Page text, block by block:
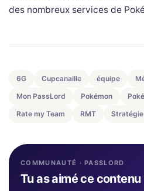
des nombreux services de
6G Cupcanaille équipe
Mon PassLord
Pokémon
Rate my Team
RMT Stratégie
COMMUNAUTÉ · PASSLORD
Tu as aimé ce contenu